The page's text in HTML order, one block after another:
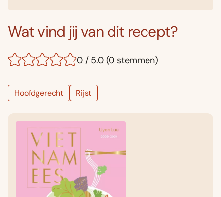
Wat vind jij van dit recept?
0 / 5.0 (0 stemmen)
Hoofdgerecht Rijst